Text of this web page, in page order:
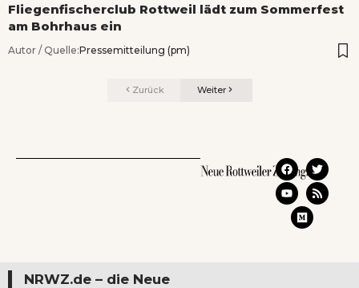
Fliegenfischerclub Rottweil lädt zum Sommerfest
am Bohrhaus ein
Autor / Quelle:Pressemitteilung (pm)
Zurück Weiter
NRWZ.de – die Neue